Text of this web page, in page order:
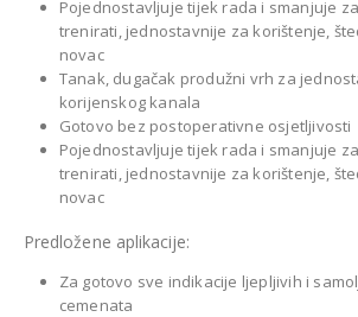
Pojednostavljuje tijek rada i smanjuje
trenirati, jednostavnije za korištenje,
novac
Tanak, dugačak produžni vrh za
korijenskog kanala
Gotovo bez postoperativne osjetljivosti
Pojednostavljuje tijek rada i smanjuje
trenirati, jednostavnije za korištenje,
novac
Predložene aplikacije:
Za gotovo sve indikacije ljepljivih i
cemenata